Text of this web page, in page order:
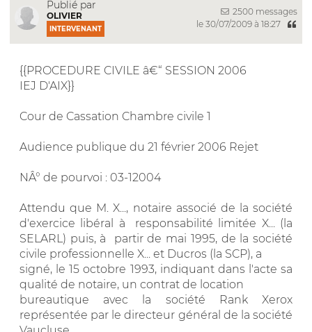
Publié par
OLIVIER
INTERVENANT
2500 messages
le 30/07/2009 à 18:27
{{PROCEDURE CIVILE â€“ SESSION 2006
IEJ D'AIX}}
Cour de Cassation Chambre civile 1
Audience publique du 21 février 2006 Rejet
NÂ° de pourvoi : 03-12004
Attendu que M. X..., notaire associé de la société
d'exercice libéral à responsabilité limitée X... (la
SELARL) puis, à partir de mai 1995, de la société
civile professionnelle X... et Ducros (la SCP), a
signé, le 15 octobre 1993, indiquant dans l'acte sa
qualité de notaire, un contrat de location
bureautique avec la société Rank Xerox
représentée par le directeur général de la société